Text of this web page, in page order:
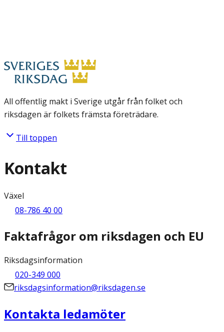
All offentlig makt i Sverige utgår från folket och
riksdagen är folkets främsta företrädare.
Till toppen
Kontakt
Växel
08-786 40 00
Faktafrågor om riksdagen och EU
Riksdagsinformation
020-349 000
riksdagsinformation@riksdagen.se
Kontakta ledamöter